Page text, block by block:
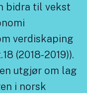
bidra til vekst
verdiskaping
(2018-2019)).
utgjør om lag
i norsk